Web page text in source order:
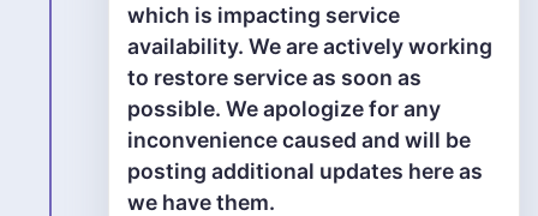
which is impacting service
availability. We are actively working
to restore service as soon as
possible. We apologize for any
inconvenience caused and will be
posting additional updates here as
we have them.